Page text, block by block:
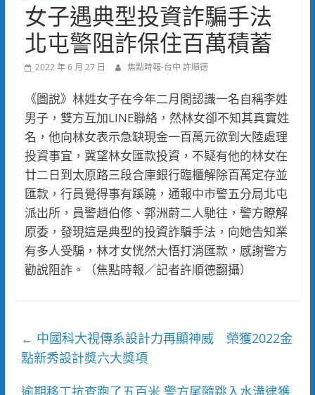
女子遇典型投資詐騙手法
北屯警阻詐保住百萬積蓄
2022 年 6 月 27 日 焦點時報-台中 許順德
《圖說》林姓女子在今年二月間認識一名自稱李姓
男子，雙方互加LINE聯絡，然林女卻不知其真實姓
名，他向林女表示急缺現金一百萬元欲到大陸處理
投資事宜，冀望林女匯款投資，不疑有他的林女在
廿二日到太原路三段合庫銀行臨櫃解除百萬定存並
匯款，行員覺得事有蹊蹺，通報中市警五分局北屯
派出所，員警趙伯修、郭洲蔚二人馳往，警方瞭解
原委，發現這是典型的投資詐騙手法，向她告知業
有多人受騙，林才女恍然大悟打消匯款，感謝警方
勸說阻詐。（焦點時報／記者許順德翻攝）
← 中國科大視傳系設計力再顯神威 榮獲2022金
點新秀設計獎六大獎項